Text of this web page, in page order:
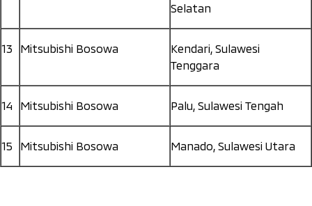
Selatan
13 Mitsubishi Bosowa
Kendari, Sulawesi
Tenggara
14 Mitsubishi Bosowa Palu, Sulawesi Tengah
15 Mitsubishi Bosowa Manado, Sulawesi Utara